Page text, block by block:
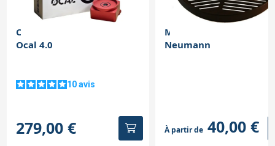
Accessoires pour montures
Têtes
Pièces détachées
Collimateur électronique
Ocal 4.0
10avis
279,00 €
Masque de Bahtinov
Neumann
À partir de 40,00 €